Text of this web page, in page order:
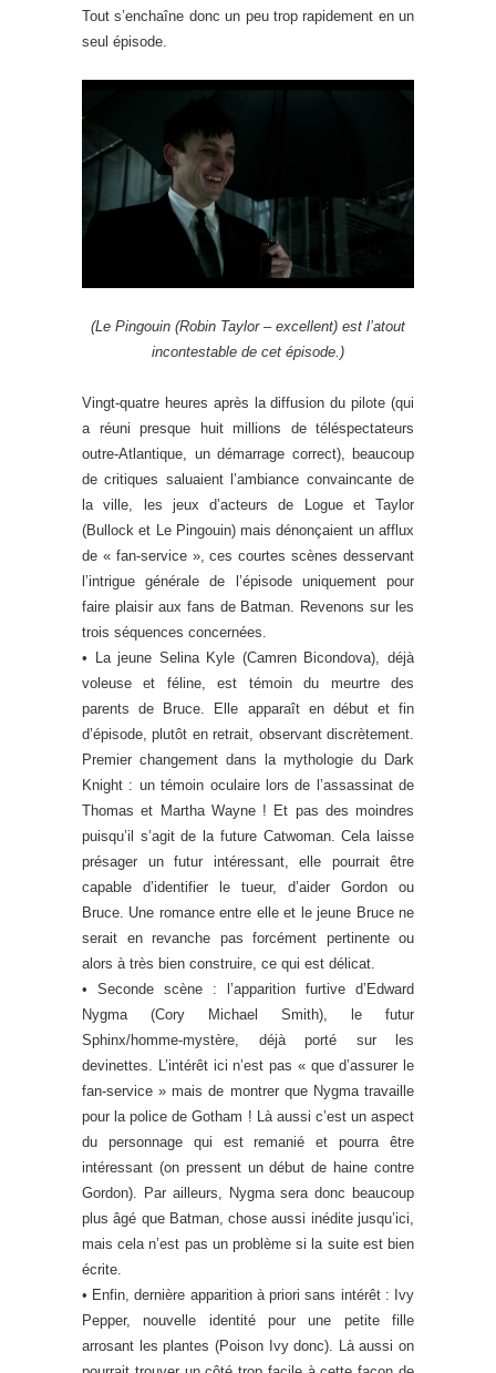
Tout s’enchaîne donc un peu trop rapidement en un
seul épisode.
(Le Pingouin (Robin Taylor – excellent) est l’atout
incontestable de cet épisode.)
Vingt-quatre heures après la diffusion du pilote (qui
a réuni presque huit millions de téléspectateurs
outre-Atlantique, un démarrage correct), beaucoup
de critiques saluaient l’ambiance convaincante de
la ville, les jeux d’acteurs de Logue et Taylor
(Bullock et Le Pingouin) mais dénonçaient un afflux
de « fan-service », ces courtes scènes desservant
l’intrigue générale de l’épisode uniquement pour
faire plaisir aux fans de Batman. Revenons sur les
trois séquences concernées.
• La jeune Selina Kyle (Camren Bicondova), déjà
voleuse et féline, est témoin du meurtre des
parents de Bruce. Elle apparaît en début et fin
d’épisode, plutôt en retrait, observant discrètement.
Premier changement dans la mythologie du Dark
Knight : un témoin oculaire lors de l’assassinat de
Thomas et Martha Wayne ! Et pas des moindres
puisqu’il s’agit de la future Catwoman. Cela laisse
présager un futur intéressant, elle pourrait être
capable d’identifier le tueur, d’aider Gordon ou
Bruce. Une romance entre elle et le jeune Bruce ne
serait en revanche pas forcément pertinente ou
alors à très bien construire, ce qui est délicat.
• Seconde scène : l’apparition furtive d’Edward
Nygma (Cory Michael Smith), le futur
Sphinx/homme-mystère, déjà porté sur les
devinettes. L’intérêt ici n’est pas « que d’assurer le
fan-service » mais de montrer que Nygma travaille
pour la police de Gotham ! Là aussi c’est un aspect
du personnage qui est remanié et pourra être
intéressant (on pressent un début de haine contre
Gordon). Par ailleurs, Nygma sera donc beaucoup
plus âgé que Batman, chose aussi inédite jusqu’ici,
mais cela n’est pas un problème si la suite est bien
écrite.
• Enfin, dernière apparition à priori sans intérêt : Ivy
Pepper, nouvelle identité pour une petite fille
arrosant les plantes (Poison Ivy donc). Là aussi on